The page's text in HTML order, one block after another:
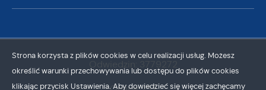
Strona korzysta z plików cookies w celu realizacji usług. Możesz
określić warunki przechowywania lub dostępu do plików cookies
klikając przycisk Ustawienia. Aby dowiedzieć się więcej zachęcamy